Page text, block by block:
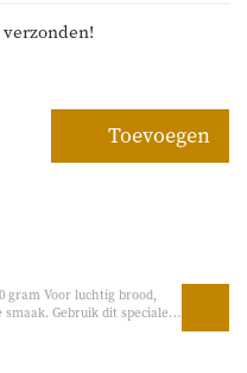
Toevoegen
gram Voor luchtig brood,
Gebruik dit speciale
brood, pizza, koekjes en
én ambachtelijke